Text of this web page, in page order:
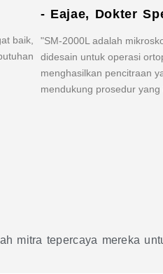
baik,
- Eajae, Dokter
"SM-2000L adalah
didesain untuk operasi
menghasilkan pencitraan
mendukung prosedur yang
mitra tepercaya mereka